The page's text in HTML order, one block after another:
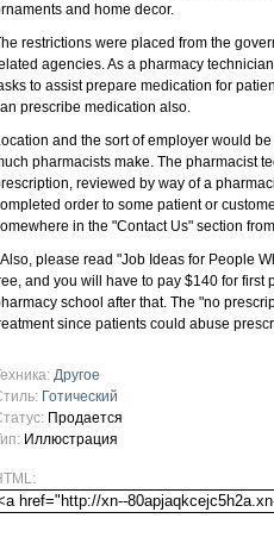
and home decor.
restrictions were placed from the
agencies. As a pharmacy
to assist prepare medication for
prescribe medication also.
and the sort of employer would
pharmacists make. The pharmacist
reviewed by way of a
order to some patient or
in the "Contact Us" section
please read "Job Ideas for People
and you will have to pay $140 for first
school after that. The "no
since patients could abuse
Другое
Готический
Продается
Иллюстрация